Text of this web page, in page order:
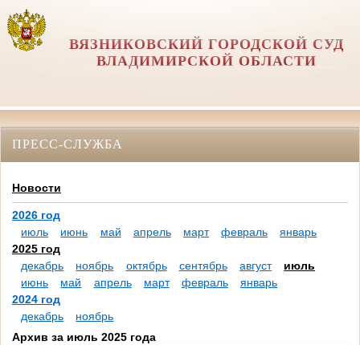
ВЯЗНИКОВСКИЙ ГОРОДСКОЙ СУД
ВЛАДИМИРСКОЙ ОБЛАСТИ
ПРЕСС-СЛУЖБА
Новости
2026 год
июль
июнь май апрель март февраль
январь
2025 год
декабрь
ноябрь октябрь сентябрь август
июль
июнь
май апрель март февраль
январь
2024 год
декабрь
ноябрь
Архив за июль 2025 года